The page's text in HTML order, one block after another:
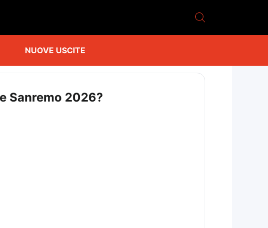
NUOVE USCITE
Sanremo 2026?